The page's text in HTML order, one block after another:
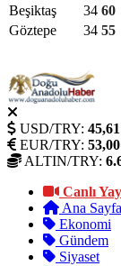
Beşiktaş
34 60
Göztepe
34 55
USD/TRY: 45,61
EUR/TRY: 53,00
ALTIN/TRY:
Canlı
Ana Sayfa
Ekonomi
Gündem
Siyaset